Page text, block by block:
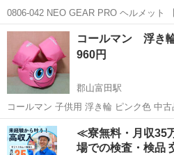
0806-042 NEO GEAR PRO ヘルメット 【状態】 ・使用に伴う多少の
スレ、キズ、落としきれない汚れなど
認ください ・お値引きは出来かねます
福島 郡山市 ストリートスポーツ
コールマン 浮き
960円
郡山富田駅
コールマン 子供用 浮き輪 ピンク色 中古品 大きな傷や汚れは、見受け
られません。（個人の感想） 画像で、確認して下
い理由での、評価を下げる方は、お取引を控え
ム浮輪 #浮き輪
福島 郡山市 郡山富田駅 水
≪寮無料・月収35
場での検査・検品